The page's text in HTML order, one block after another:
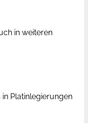
in weiteren
Platinlegierungen